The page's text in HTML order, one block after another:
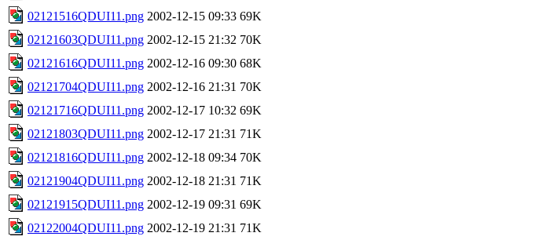
02121516QDUI11.png 2002-12-15 09:33 69K
02121603QDUI11.png 2002-12-15 21:32 70K
02121616QDUI11.png 2002-12-16 09:30 68K
02121704QDUI11.png 2002-12-16 21:31 70K
02121716QDUI11.png 2002-12-17 10:32 69K
02121803QDUI11.png 2002-12-17 21:31 71K
02121816QDUI11.png 2002-12-18 09:34 70K
02121904QDUI11.png 2002-12-18 21:31 71K
02121915QDUI11.png 2002-12-19 09:31 69K
02122004QDUI11.png 2002-12-19 21:31 71K